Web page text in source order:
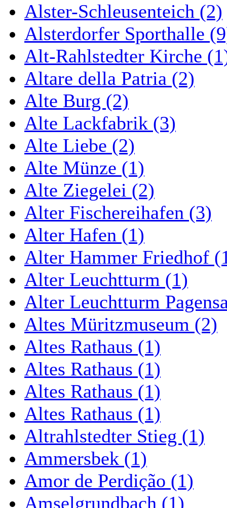
Alster-Schleusenteich (2)
Alsterdorfer Sporthalle
Alt-Rahlstedter Kirche
Altare della Patria (2)
Alte Burg (2)
Alte Lackfabrik (3)
Alte Liebe (2)
Alte Münze (1)
Alte Ziegelei (2)
Alter Fischereihafen (3)
Alter Hafen (1)
Alter Hammer Friedhof
Alter Leuchtturm (1)
Alter Leuchtturm
Altes Müritzmuseum (2)
Altes Rathaus (1)
Altes Rathaus (1)
Altes Rathaus (1)
Altes Rathaus (1)
Altrahlstedter Stieg (1)
Ammersbek (1)
Amor de Perdição (1)
Amselgrundbach (1)